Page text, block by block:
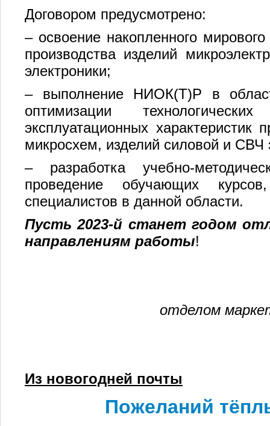
Договором предусмотрено:
– освоение накопленного
производства изделий
электроники;
– выполнение НИОК(Т)Р в
оптимизации
эксплуатационных характеристик
микросхем, изделий силовой и СВЧ
– разработка учебно-
проведение обучающих
специалистов в данной области.
Пусть 2023-й станет годом
направлениям работы!
отделом
Из новогодней почты
Пожеланий